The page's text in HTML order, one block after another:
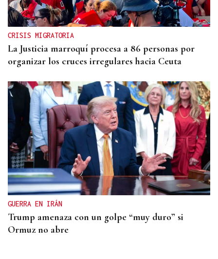
CRISIS MIGRATORIA
La Justicia marroquí procesa a 86 personas por
organizar los cruces irregulares hacia Ceuta
GUERRA EN IRÁN
Trump amenaza con un golpe “muy duro” si
Ormuz no abre